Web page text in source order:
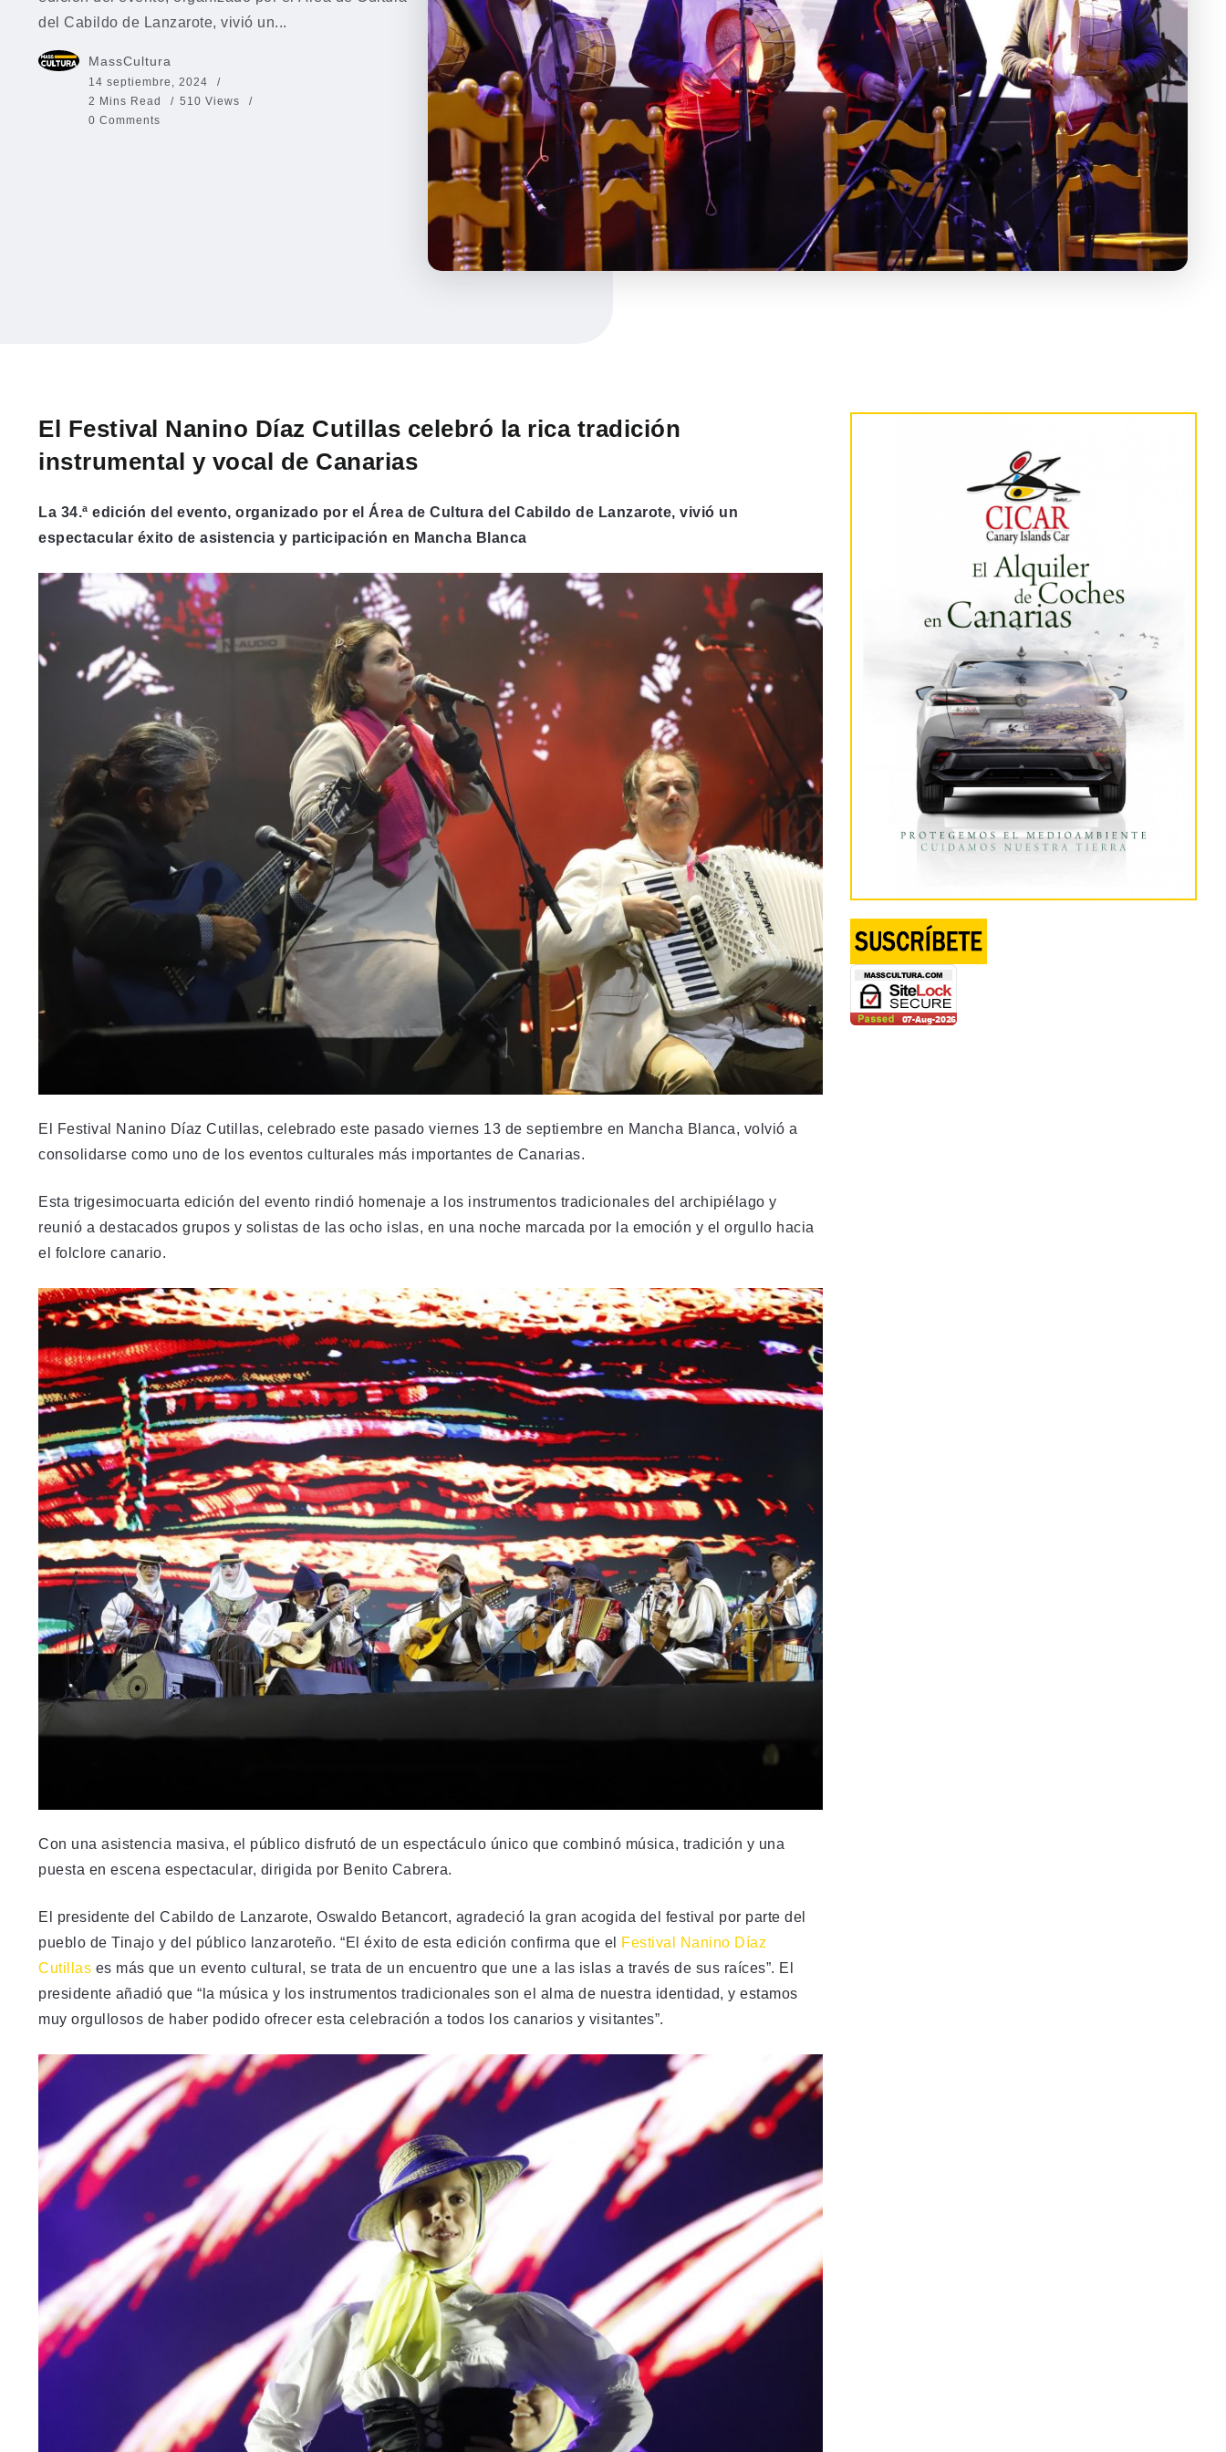
del Cabildo de Lanzarote, vivió un...
MassCultura
14 septiembre, 2024
2 Mins Read
510 Views
0 Comments
El Festival Nanino Díaz Cutillas celebró la rica tradición
instrumental y vocal de Canarias
La 34.ª edición del evento, organizado por el Área de Cultura del Cabildo de Lanzarote, vivió un
espectacular éxito de asistencia y participación en Mancha Blanca
El Festival Nanino Díaz Cutillas, celebrado este pasado viernes 13 de septiembre en Mancha Blanca, volvió a
consolidarse como uno de los eventos culturales más importantes de Canarias.
Esta trigesimocuarta edición del evento rindió homenaje a los instrumentos tradicionales del archipiélago y
reunió a destacados grupos y solistas de las ocho islas, en una noche marcada por la emoción y el orgullo hacia
el folclore canario.
Con una asistencia masiva, el público disfrutó de un espectáculo único que combinó música, tradición y una
puesta en escena espectacular, dirigida por Benito Cabrera.
El presidente del Cabildo de Lanzarote, Oswaldo Betancort, agradeció la gran acogida del festival por parte del
pueblo de Tinajo y del público lanzaroteño. “El éxito de esta edición confirma que el
Festival Nanino Díaz
Cutillas es más que un evento cultural, se trata de un encuentro que une a las islas a través de sus raíces”. El
presidente añadió que “la música y los instrumentos tradicionales son el alma de nuestra identidad, y estamos
muy orgullosos de haber podido ofrecer esta celebración a todos los canarios y visitantes”.